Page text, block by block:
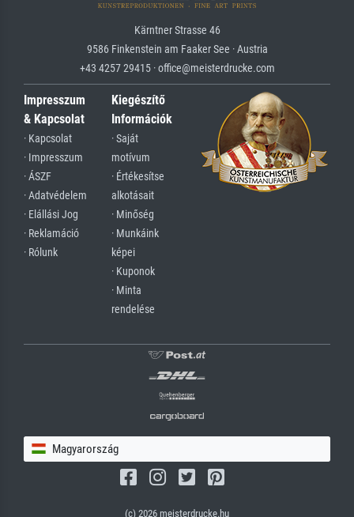
Kärntner Strasse 46
9586 Finkenstein am Faaker See · Austria
+43 4257 29415 · office@meisterdrucke.com
Impresszum
& Kapcsolat
· Kapcsolat
· Impresszum
· ÁSZF
· Adatvédelem
· Elállási Jog
· Reklamáció
· Rólunk
Kiegészítő
Információk
· Saját
motívum
· Értékesítse
alkotásait
· Minőség
· Munkáink
képei
· Kuponok
· Minta
rendelése
Magyarország
(c) 2026 meisterdrucke.hu